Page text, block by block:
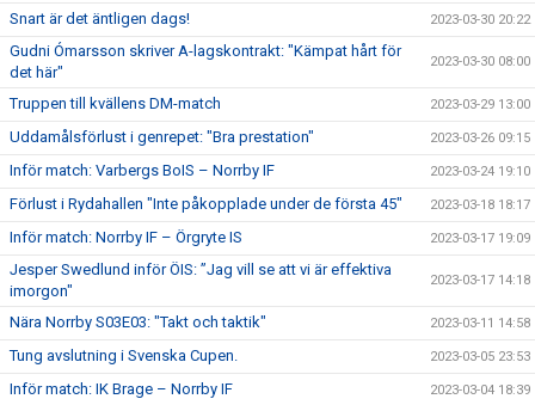
Snart är det äntligen dags! 2023-03-30 20:22
Gudni Ómarsson skriver A-lagskontrakt: "Kämpat hårt för
det här"
2023-03-30 08:00
Truppen till kvällens DM-match 2023-03-29 13:00
Uddamålsförlust i genrepet: "Bra prestation" 2023-03-26 09:15
Inför match: Varbergs BoIS – Norrby IF 2023-03-24 19:10
Förlust i Rydahallen "Inte påkopplade under de första 45" 2023-03-18 18:17
Inför match: Norrby IF – Örgryte IS 2023-03-17 19:09
Jesper Swedlund inför ÖIS: ”Jag vill se att vi är effektiva
imorgon"
2023-03-17 14:18
Nära Norrby S03E03: "Takt och taktik" 2023-03-11 14:58
Tung avslutning i Svenska Cupen. 2023-03-05 23:53
Inför match: IK Brage – Norrby IF 2023-03-04 18:39